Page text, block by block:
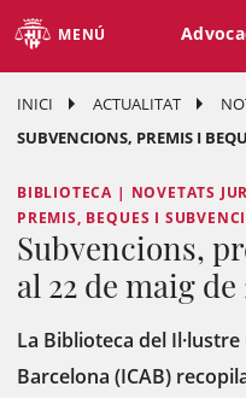
MENÚ
INICI ACTUALITAT
SUBVENCIONS, PREMIS I
BIBLIOTECA | NOVETATS
PREMIS, BEQUES I
Subvencions,
al 22 de maig de
La Biblioteca del
Barcelona (ICAB)